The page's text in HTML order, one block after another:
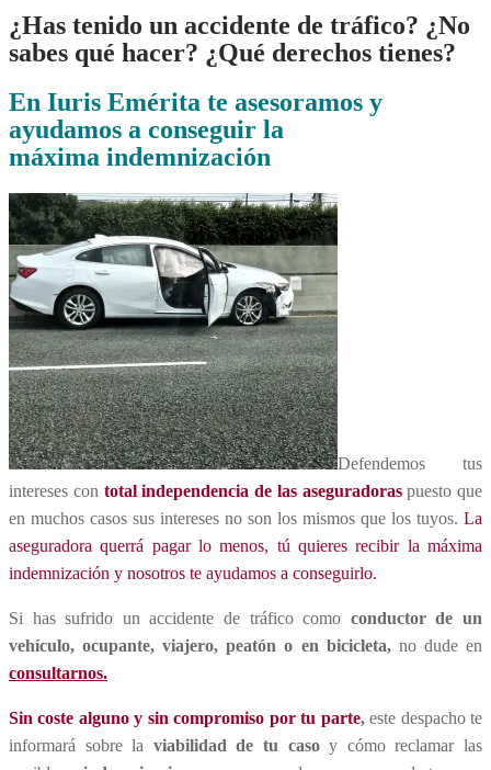
¿Has tenido un accidente de tráfico? ¿No
sabes qué hacer? ¿Qué derechos tienes?
En Iuris Emérita te asesoramos y
ayudamos a conseguir la
máxima indemnización
Defendemos tus
intereses con total independencia de las aseguradoraspuesto que
en muchos casos sus intereses no son los mismos que los tuyos. La
aseguradora querrá pagar lo menos, tú quieres recibir la máxima
indemnización y nosotros te ayudamos a conseguirlo.
Si has sufrido un accidente de tráfico como conductor de un
vehículo, ocupante, viajero, peatón o en bicicleta,no dude en
consultarnos.
Sin coste alguno y sin compromiso por tu parte,este despacho te
informará sobre la viabilidad de tu casoy cómo reclamar las